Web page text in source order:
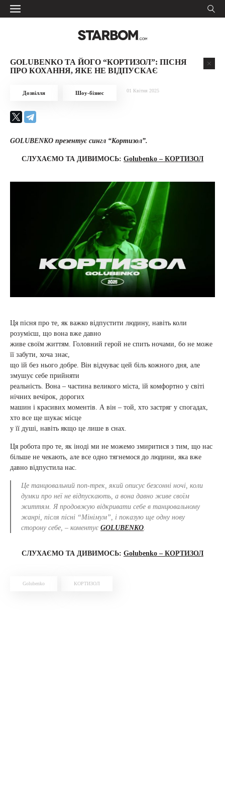
GOLUBENKO ТА ЙОГО “КОРТИЗОЛ”: ПІСНЯ
ПРО КОХАННЯ, ЯКЕ НЕ ВІДПУСКАЄ
Дозвілля Шоу-бізнес 01 Квітня 2025
GOLUBENKO презентує сингл “Кортизол”.
СЛУХАЄМО ТА ДИВИМОСЬ: Golubenko – КОРТИЗОЛ
Ця пісня про те, як важко відпустити людину, навіть коли
розумієш, що вона вже давно
живе своїм життям. Головний герой не спить ночами, бо не може
її забути, хоча знає,
що їй без нього добре. Він відчуває цей біль кожного дня, але
змушує себе прийняти
реальність. Вона – частина великого міста, їй комфортно у світі
нічних вечірок, дорогих
машин і красивих моментів. А він – той, хто застряг у спогадах,
хто все ще шукає місце
у її душі, навіть якщо це лише в снах.
Ця робота про те, як іноді ми не можемо змиритися з тим, що нас
більше не чекають, але все одно тягнемося до людини, яка вже
давно відпустила нас.
Це танцювальний поп-трек, який описує безсонні ночі, коли
думки про неї не відпускають, а вона давно живе своїм
життям. Я продовжую відкривати себе в танцювальному
жанрі, після пісні “Мінімум”, і показую ще одну нову
сторону себе, – коментує GOLUBENKO
СЛУХАЄМО ТА ДИВИМОСЬ: Golubenko – КОРТИЗОЛ
Golubenko КОРТИЗОЛ